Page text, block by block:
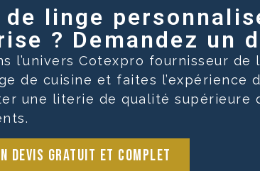
de linge
? Demandez un
l’univers Cotexpro fournisseur de
de cuisine et faites l’expérience
une literie de qualité supérieure
devis gratuit et complet